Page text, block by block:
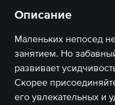
Описание
Маленьких непосед
занятием. Но
развивает
Скорее
его увлекательных и